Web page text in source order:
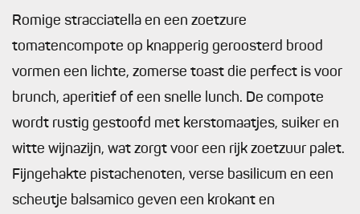
Romige stracciatella en een zoetzure
tomatencompote op knapperig geroosterd brood
vormen een lichte, zomerse toast die perfect is voor
brunch, aperitief of een snelle lunch. De compote
wordt rustig gestoofd met kerstomaatjes, suiker en
witte wijnazijn, wat zorgt voor een rijk zoetzuur palet.
Fijngehakte pistachenoten, verse basilicum en een
scheutje balsamico geven een krokant en